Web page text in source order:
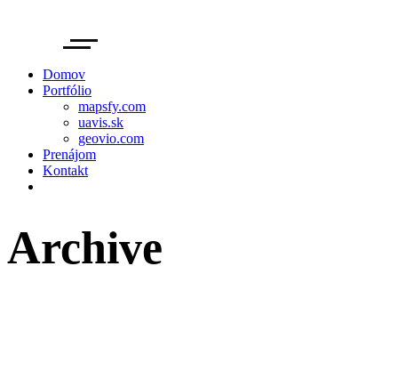
Domov
Portfólio
mapsfy.com
uavis.sk
geovio.com
Prenájom
Kontakt
Archive